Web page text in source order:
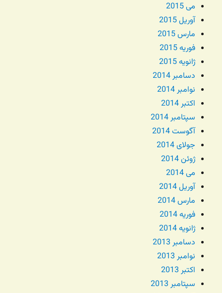
می 2015
آوریل 2015
مارس 2015
فوریه 2015
ژانویه 2015
دسامبر 2014
نوامبر 2014
اکتبر 2014
سپتامبر 2014
آگوست 2014
جولای 2014
ژوئن 2014
می 2014
آوریل 2014
مارس 2014
فوریه 2014
ژانویه 2014
دسامبر 2013
نوامبر 2013
اکتبر 2013
سپتامبر 2013